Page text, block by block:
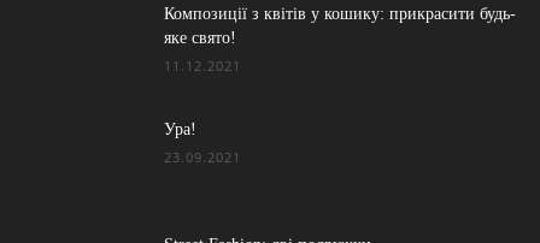
Композиції з квітів у кошику: прикрасити будь-
яке свято!
11.12.2021
Ура!
23.09.2021